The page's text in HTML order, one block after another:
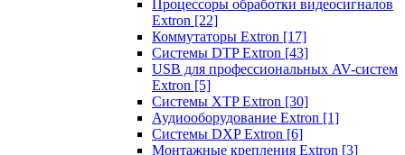
Процессоры обработки видеосигналов
Extron [22]
Коммутаторы Extron [17]
Системы DTP Extron [43]
USB для профессиональных AV-систем
Extron [5]
Системы XTP Extron [30]
Аудиооборудование Extron [1]
Системы DXP Extron [6]
Монтажные крепления Extron [3]